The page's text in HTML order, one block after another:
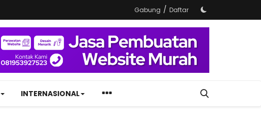
Gabung / Daftar
INTERNASIONAL